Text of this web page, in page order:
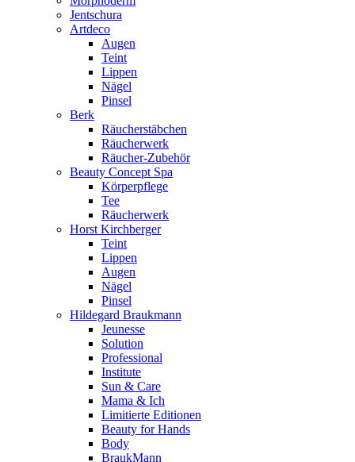
Jentschura
Artdeco
Augen
Teint
Lippen
Nägel
Pinsel
Berk
Räucherstäbchen
Räucherwerk
Räucher-Zubehör
Beauty Concept Spa
Körperpflege
Tee
Räucherwerk
Horst Kirchberger
Teint
Lippen
Augen
Nägel
Pinsel
Hildegard Braukmann
Jeunesse
Solution
Professional
Institute
Sun & Care
Mama & Ich
Limitierte Editionen
Beauty for Hands
Body
BraukMann